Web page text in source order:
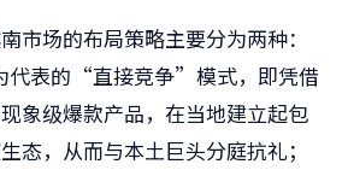
市场的布局策略主要分为两种：
代表的“直接竞争”模式，即凭借
象级爆款产品，在当地建立起包
态，从而与本土巨头分庭抗礼；